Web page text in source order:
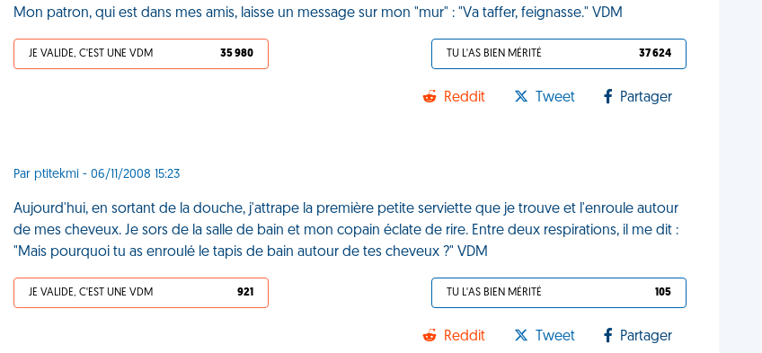
Mon patron, qui est dans mes amis, laisse un message sur mon "mur" : "Va taffer, feignasse." VDM
JE VALIDE, C'EST UNE VDM 35 980 TU L'AS BIEN MÉRITÉ 37 624
Reddit Tweet Partager
Par ptitekmi - 06/11/2008 15:23
Aujourd'hui, en sortant de la douche, j'attrape la première petite serviette que je trouve et l'enroule autour
de mes cheveux. Je sors de la salle de bain et mon copain éclate de rire. Entre deux respirations, il me dit :
"Mais pourquoi tu as enroulé le tapis de bain autour de tes cheveux ?" VDM
JE VALIDE, C'EST UNE VDM 921 TU L'AS BIEN MÉRITÉ 105
Reddit Tweet Partager